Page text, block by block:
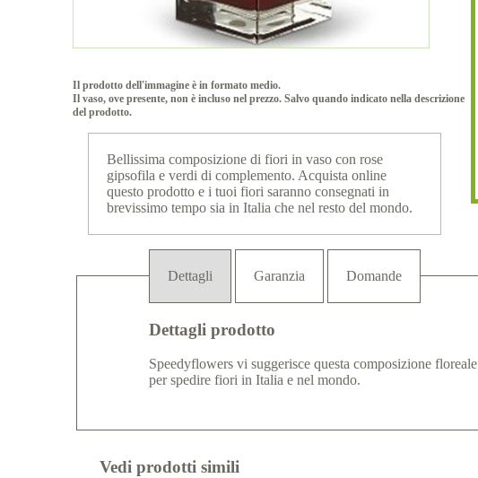
Il prodotto dell'immagine è in formato medio.
Il vaso, ove presente, non è incluso nel prezzo. Salvo quando indicato nella descrizione
del prodotto.
Bellissima composizione di fiori in vaso con rose
gipsofila e verdi di complemento. Acquista online
questo prodotto e i tuoi fiori saranno consegnati in
brevissimo tempo sia in Italia che nel resto del mondo.
Dettagli Garanzia Domande
Dettagli prodotto
Speedyflowers vi suggerisce questa composizione
per spedire fiori in Italia e nel mondo.
Vedi prodotti simili